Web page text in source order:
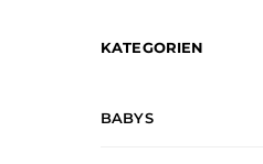
KATEGORIEN
BABYS